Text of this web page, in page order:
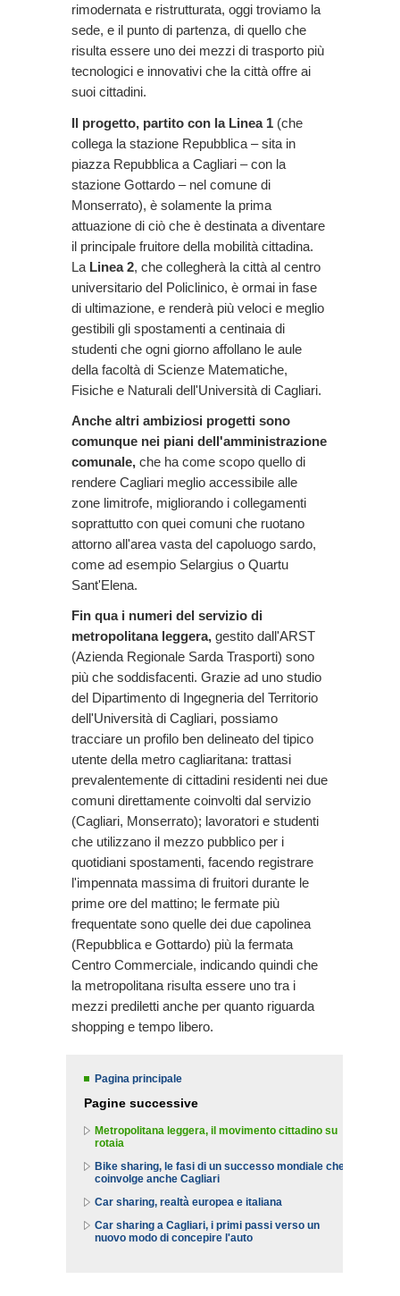
rimodernata e ristrutturata, oggi troviamo la
sede, e il punto di partenza, di quello che
risulta essere uno dei mezzi di trasporto più
tecnologici e innovativi che la città offre ai
suoi cittadini.
Il progetto, partito con la Linea 1 (che
collega la stazione Repubblica – sita in
piazza Repubblica a Cagliari – con la
stazione Gottardo – nel comune di
Monserrato), è solamente la prima
attuazione di ciò che è destinata a diventare
il principale fruitore della mobilità cittadina.
La Linea 2, che collegherà la città al centro
universitario del Policlinico, è ormai in fase
di ultimazione, e renderà più veloci e meglio
gestibili gli spostamenti a centinaia di
studenti che ogni giorno affollano le aule
della facoltà di Scienze Matematiche,
Fisiche e Naturali dell'Università di Cagliari.
Anche altri ambiziosi progetti sono
comunque nei piani dell'amministrazione
comunale, che ha come scopo quello di
rendere Cagliari meglio accessibile alle
zone limitrofe, migliorando i collegamenti
soprattutto con quei comuni che ruotano
attorno all'area vasta del capoluogo sardo,
come ad esempio Selargius o Quartu
Sant'Elena.
Fin qua i numeri del servizio di
metropolitana leggera, gestito dall'ARST
(Azienda Regionale Sarda Trasporti) sono
più che soddisfacenti. Grazie ad uno studio
del Dipartimento di Ingegneria del Territorio
dell'Università di Cagliari, possiamo
tracciare un profilo ben delineato del tipico
utente della metro cagliaritana: trattasi
prevalentemente di cittadini residenti nei due
comuni direttamente coinvolti dal servizio
(Cagliari, Monserrato); lavoratori e studenti
che utilizzano il mezzo pubblico per i
quotidiani spostamenti, facendo registrare
l'impennata massima di fruitori durante le
prime ore del mattino; le fermate più
frequentate sono quelle dei due capolinea
(Repubblica e Gottardo) più la fermata
Centro Commerciale, indicando quindi che
la metropolitana risulta essere uno tra i
mezzi prediletti anche per quanto riguarda
shopping e tempo libero.
Pagina principale
Pagine successive
Metropolitana leggera, il movimento cittadino su
rotaia
Bike sharing, le fasi di un successo mondiale che
coinvolge anche Cagliari
Car sharing, realtà europea e italiana
Car sharing a Cagliari, i primi passi verso un
nuovo modo di concepire l'auto